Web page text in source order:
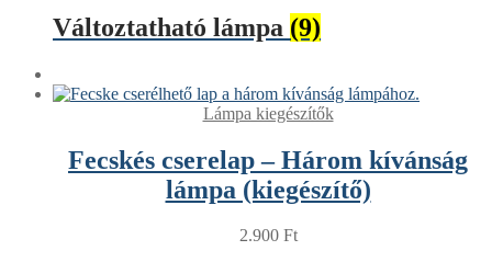
Változtatható lámpa (9)
Lámpa kiegészítők
Fecskés cserelap – Három kívánság
lámpa (kiegészítő)
2.900 Ft